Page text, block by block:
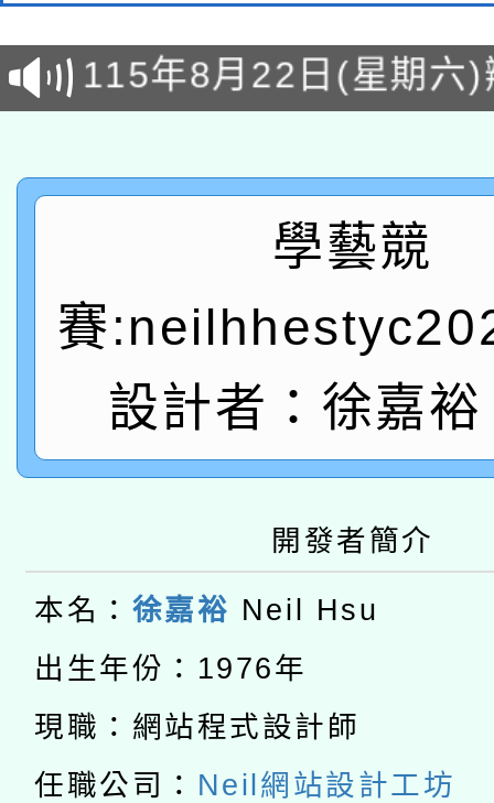
業技術研究院辦理「
動」
115年8月22日(星期六
桃園市孔廟祈福系列
開 智慧啟航」
2026年桃園地景藝術
「2026桃園藝術巡演
轉知教育部國民及學前
國立臺灣師範大學辦
年度健康促進學校輔導
業成長研習」實施計畫
函轉國家教育研究院
原住民族教育政策研討
族教育國際趨勢與發展
轉知教育部國民及學前
新北市政府教育局辦
師專業成長研習實施計
方素養工作坊新北場」
函轉國立臺灣師範大學
族語言臺北學習中心
轉知有關國立成功大學
件」活動簡章
年度COVID-19疫苗接
接種對象擴大為「滿6
接種之民眾」措施，延
月28日止
轉知經濟部水利署委託
業技術研究院辦理「
用水績優單位及節水達
動」
115年8月22日(星期六
桃園市孔廟祈福系列
開 智慧啟航」
2026年桃園地景藝術
「2026桃園藝術巡演
關事宜
轉知教育部國民及學前
學藝競
賽
設計者：徐嘉
開發者簡介
本名： 徐嘉裕 Neil Hsu
出生年份：1976年
現職：網站程式設計師
任職公司： Neil網站設計工坊